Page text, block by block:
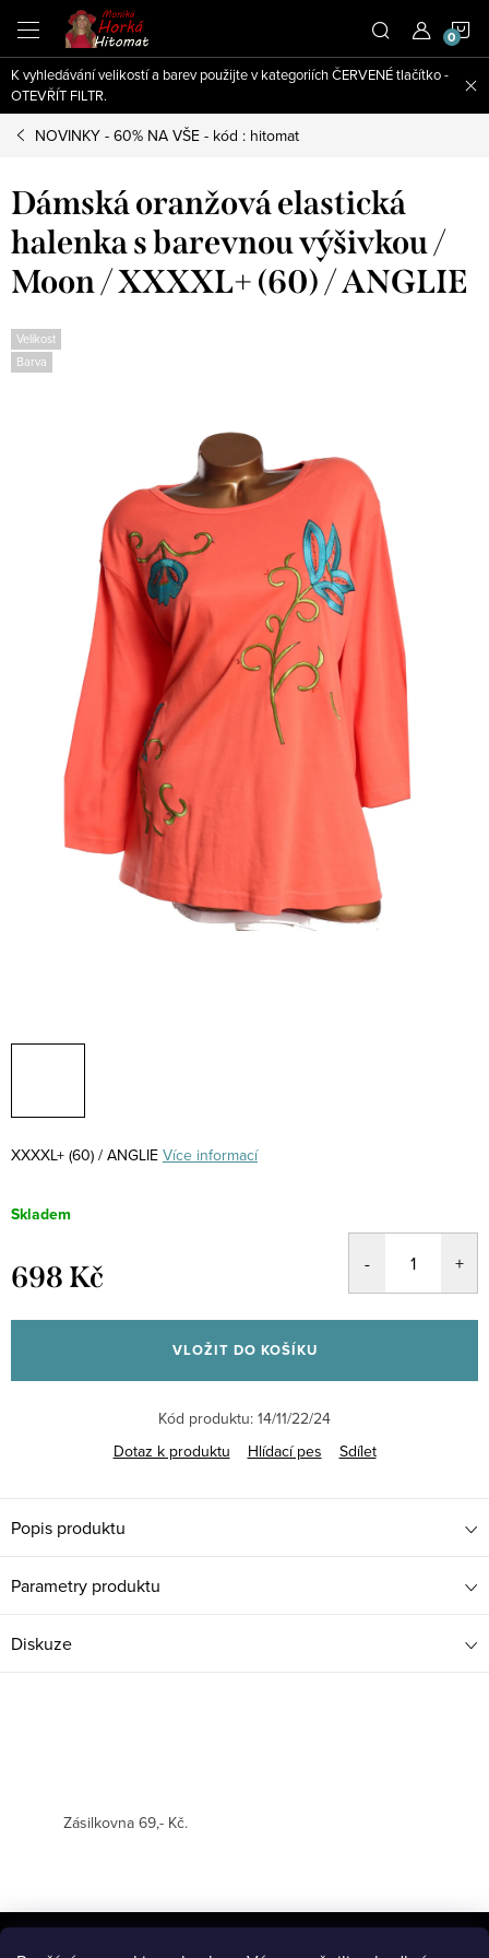
obsah
K vyhledávání velikostí a barev použijte v kategoriích ČERVENÉ tlačítko -
OTEVŘÍT FILTR.
NOVINKY - 60% NA VŠE - kód : hitomat
Dámská oranžová elastická
halenka s barevnou výšivkou /
Moon / XXXXL+ (60) / ANGLIE
Velikost
Barva
XXXXL+ (60) / ANGLIE Více informací
Skladem
698 Kč
cena:
VLOŽIT DO KOŠÍKU
Kód produktu: 14/11/22/24
Dotaz k produktu
Hlídací pes Sdílet
Popis produktu
Parametry produktu
Diskuze
Zásilkovna 69,- Kč.
Z